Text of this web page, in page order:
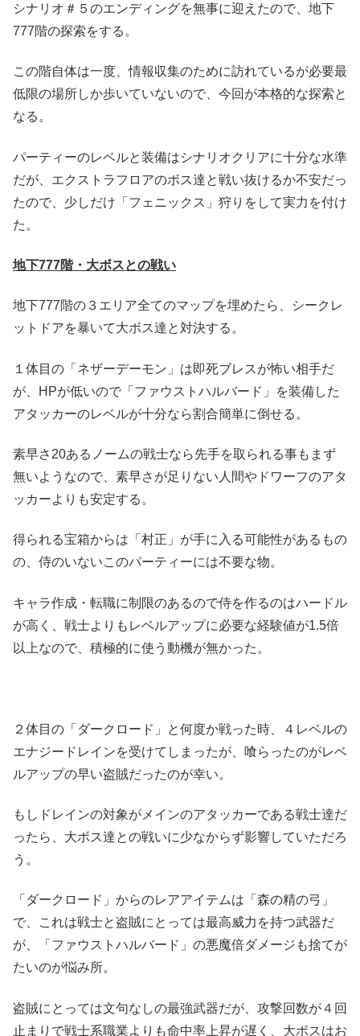
シナリオ＃５のエンディングを無事に迎えたので、地下
777階の探索をする。
この階自体は一度、情報収集のために訪れているが必要最
低限の場所しか歩いていないので、今回が本格的な探索と
なる。
パーティーのレベルと装備はシナリオクリアに十分な水準
だが、エクストラフロアのボス達と戦い抜けるか不安だっ
たので、少しだけ「フェニックス」狩りをして実力を付け
た。
地下777階・大ボスとの戦い
地下777階の３エリア全てのマップを埋めたら、シークレ
ットドアを暴いて大ボス達と対決する。
１体目の「ネザーデーモン」は即死ブレスが怖い相手だ
が、HPが低いので「ファウストハルバード」を装備した
アタッカーのレベルが十分なら割合簡単に倒せる。
素早さ20あるノームの戦士なら先手を取られる事もまず
無いようなので、素早さが足りない人間やドワーフのアタ
ッカーよりも安定する。
得られる宝箱からは「村正」が手に入る可能性があるもの
の、侍のいないこのパーティーには不要な物。
キャラ作成・転職に制限のあるので侍を作るのはハードル
が高く、戦士よりもレベルアップに必要な経験値が1.5倍
以上なので、積極的に使う動機が無かった。
２体目の「ダークロード」と何度か戦った時、４レベルの
エナジードレインを受けてしまったが、喰らったのがレベ
ルアップの早い盗賊だったのが幸い。
もしドレインの対象がメインのアタッカーである戦士達だ
ったら、大ボス達との戦いに少なからず影響していただろ
う。
「ダークロード」からのレアアイテムは「森の精の弓」
で、これは戦士と盗賊にとっては最高威力を持つ武器だ
が、「ファウストハルバード」の悪魔倍ダメージも捨てが
たいのが悩み所。
盗賊にとっては文句なしの最強武器だが、攻撃回数が４回
止まりで戦士系職業よりも命中率上昇が遅く、大ボスはお